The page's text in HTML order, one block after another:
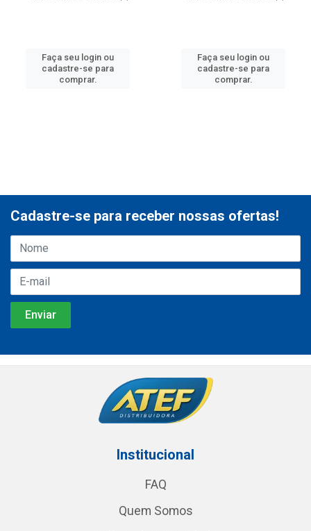
Faça seu login ou
cadastre-se para
comprar.
Faça seu login ou
cadastre-se para
comprar.
Cadastre-se para receber nossas ofertas!
Institucional
FAQ
Quem Somos